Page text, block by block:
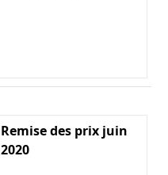
Remise des prix juin
2020